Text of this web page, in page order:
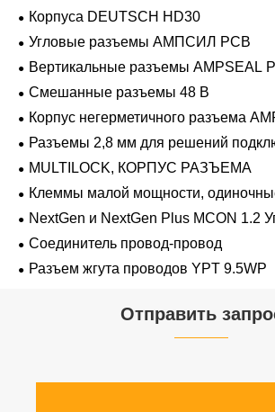
Корпуса DEUTSCH HD30
Угловые разъемы АМПСИЛ PCB
Вертикальные разъемы AMPSEAL
Смешанные разъемы 48 В
Корпус негерметичного разъема
Разъемы 2,8 мм для решений
к напряжению 48 В
MULTILOCK, КОРПУС РАЗЪЕМА
Клеммы малой мощности,
проводов 1,2 мм-2,8 мм
NextGen и NextGen Plus MCON 1.2
заглушки для полостей с одинарной
замком-копьем
Соединитель провод-провод
Разъем жгута проводов YPT 9.5WP
Отправить